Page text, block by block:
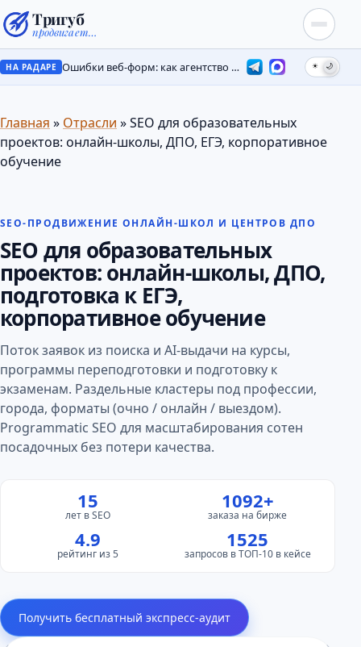
Тригуб
продвигает…
НА РАДАРЕ Ошибки веб-форм: как агентство потеряло лиды на месяцы ☀ 🌙
Главная » Отрасли »SEO для образовательных
проектов: онлайн-школы, ДПО, ЕГЭ, корпоративное
обучение
SEO-ПРОДВИЖЕНИЕ ОНЛАЙН-ШКОЛ И ЦЕНТРОВ ДПО
SEO для образовательных
проектов: онлайн-школы, ДПО,
подготовка к ЕГЭ,
корпоративное обучение
Поток заявок из поиска и AI-выдачи на курсы,
программы переподготовки и подготовку к
экзаменам. Раздельные кластеры под профессии,
города, форматы (очно / онлайн / выездом).
Programmatic SEO для масштабирования сотен
посадочных без потери качества.
15
лет в SEO
1092+
заказа на бирже
4.9
рейтинг из 5
1525
запросов в ТОП-10 в кейсе
Получить бесплатный экспресс-аудит